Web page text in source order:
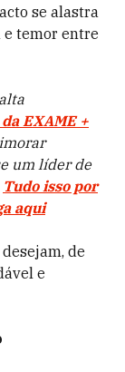
se alastra
e temor entre
EXAME +
um líder de
Tudo isso por
aqui
de
e